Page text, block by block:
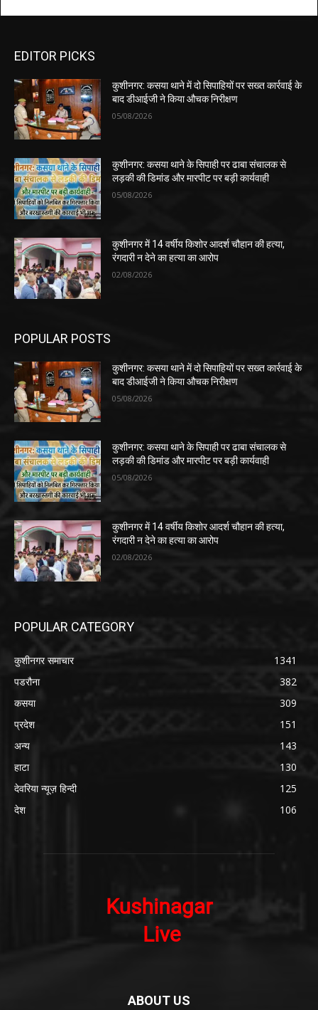
EDITOR PICKS
कुशीनगर: कसया थाने में दो सिपाहियों पर सख्त कार्रवाई के
बाद डीआईजी ने किया औचक निरीक्षण
05/08/2026
कुशीनगर: कसया थाने के सिपाही पर ढाबा संचालक से
लड़की की डिमांड और मारपीट पर बड़ी कार्यवाही
05/08/2026
कुशीनगर में 14 वर्षीय किशोर आदर्श चौहान की हत्या,
रंगदारी न देने का हत्या का आरोप
02/08/2026
POPULAR POSTS
कुशीनगर: कसया थाने में दो सिपाहियों पर सख्त कार्रवाई के
बाद डीआईजी ने किया औचक निरीक्षण
05/08/2026
कुशीनगर: कसया थाने के सिपाही पर ढाबा संचालक से
लड़की की डिमांड और मारपीट पर बड़ी कार्यवाही
05/08/2026
कुशीनगर में 14 वर्षीय किशोर आदर्श चौहान की हत्या,
रंगदारी न देने का हत्या का आरोप
02/08/2026
POPULAR CATEGORY
कुशीनगर समाचार
1341
पडरौना
382
कसया
309
प्रदेश
151
अन्य
143
हाटा
130
देवरिया न्यूज़ हिन्दी
125
देश
106
ABOUT US